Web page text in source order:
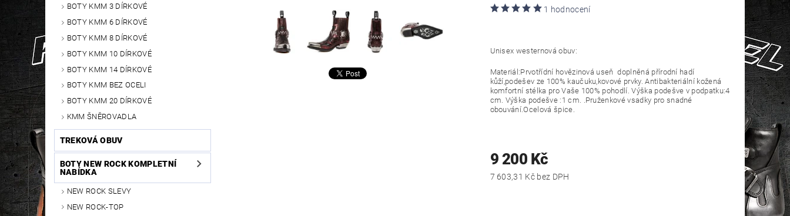
BOTY KMM 3 DÍRKOVÉ
BOTY KMM 6 DÍRKOVÉ
BOTY KMM 8 DÍRKOVÉ
BOTY KMM 10 DÍRKOVÉ
BOTY KMM 14 DÍRKOVÉ
BOTY KMM BEZ OCELI
BOTY KMM 20 DÍRKOVÉ
KMM ŠNĚROVADLA
TREKOVÁ OBUV
BOTY NEW ROCK KOMPLETNÍ
NABÍDKA
NEW ROCK SLEVY
NEW ROCK-TOP
1 hodnocení
Unisex westernová obuv:
Materiál:Prvotřídní hovězinová useň doplněná přírodní hadí
kůží,podešev ze 100% kaučuku,kovové prvky. Antibakteriální kožená
komfortní stélka pro Vaše 100% pohodlí. Výška podešve v podpatku:4
cm. Výška podešve :1 cm. .Pruženkové vsadky pro snadné
obouvání.Ocelová špice.
9 200 Kč
7 603,31 Kč bez DPH